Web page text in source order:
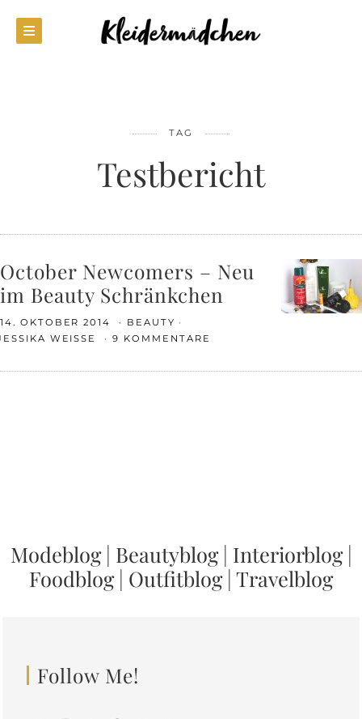
TAG
Testbericht
October Newcomers – Neu
im Beauty Schränkchen
14. OKTOBER 2014
BEAUTY
WEISSE
9 KOMMENTARE
Modeblog| Beautyblog| Interiorblog|
Foodblog| Outfitblog| Travelblog
Follow Me!